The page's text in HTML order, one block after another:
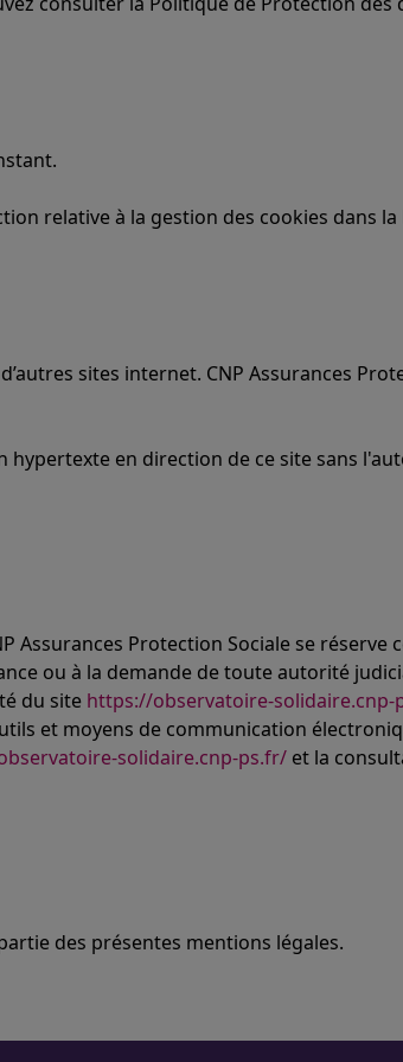
relative à la gestion des cookies dans
sites internet. CNP Assurances
hypertexte en direction de ce site sans
Assurances Protection Sociale se
ou à la demande de toute autorité
du site https://observatoire-solidaire.cnp-
et moyens de communication
solidaire.cnp-ps.fr/ et la
des présentes mentions légales.